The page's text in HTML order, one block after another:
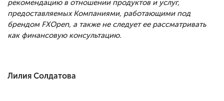
рекомендацию в отношении продуктов и услуг,
предоставляемых Компаниями, работающими под
брендом FXOpen, а также не следует ее рассматривать
как финансовую консультацию.
Лилия Солдатова